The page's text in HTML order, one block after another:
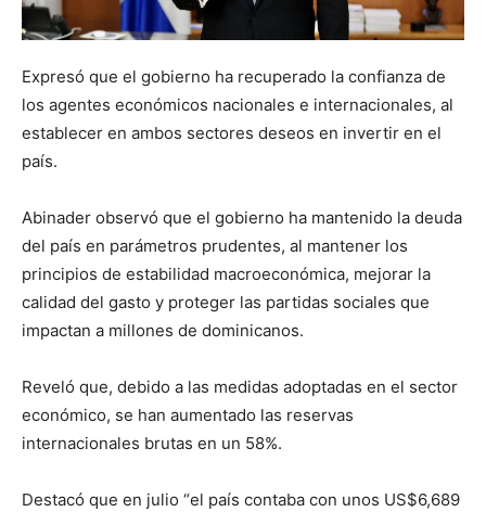
Expresó que el gobierno ha recuperado la confianza de
los agentes económicos nacionales e internacionales, al
establecer en ambos sectores deseos en invertir en el
país.
Abinader observó que el gobierno ha mantenido la deuda
del país en parámetros prudentes, al mantener los
principios de estabilidad macroeconómica, mejorar la
calidad del gasto y proteger las partidas sociales que
impactan a millones de dominicanos.
Reveló que, debido a las medidas adoptadas en el sector
económico, se han aumentado las reservas
internacionales brutas en un 58%.
Destacó que en julio “el país contaba con unos US$6,689